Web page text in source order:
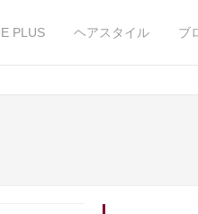
PLUS ヘアスタイル ブ